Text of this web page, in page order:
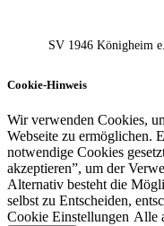
SV 1946 Königh​eim
Cookie-Hinweis
Wir verwenden Cookies,
Webseite zu ermöglichen.
notwendige Cookies
akzeptieren”, um der
Alternativ besteht die
selbst zu Entscheiden,
Cookie Einstellungen Alle